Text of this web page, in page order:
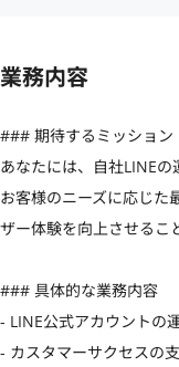
業務内容
### 期待するミッション
あなたには、自社LINEの
お客様のニーズに応じた
ザー体験を向上させるこ
### 具体的な業務内容
- LINE公式アカウントの
- カスタマーサクセスの